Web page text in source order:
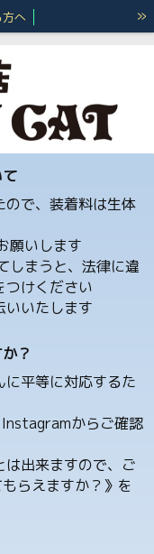
へ
ついて
ねこのつぶやき【旧ブログ】
»
ので、装着料は生体
願いします
しまうと、法律に違
つけください
いいたします
？
平等に対応するた
からご確認
出来ますので、ご
らえますか？》を